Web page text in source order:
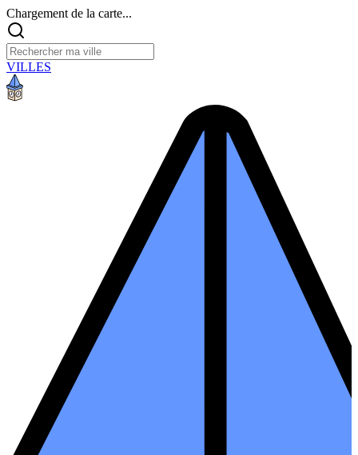
Chargement de la carte...
VILLES